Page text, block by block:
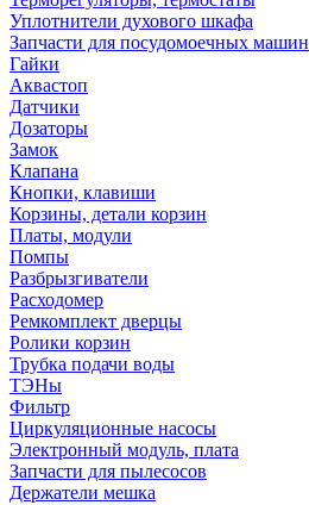
Уплотнители духового шкафа
Запчасти для посудомоечных машин
Гайки
Аквастоп
Датчики
Дозаторы
Замок
Клапана
Кнопки, клавиши
Корзины, детали корзин
Платы, модули
Помпы
Разбрызгиватели
Расходомер
Ремкомплект дверцы
Ролики корзин
Трубка подачи воды
ТЭНы
Фильтр
Циркуляционные насосы
Электронный модуль, плата
Запчасти для пылесосов
Держатели мешка